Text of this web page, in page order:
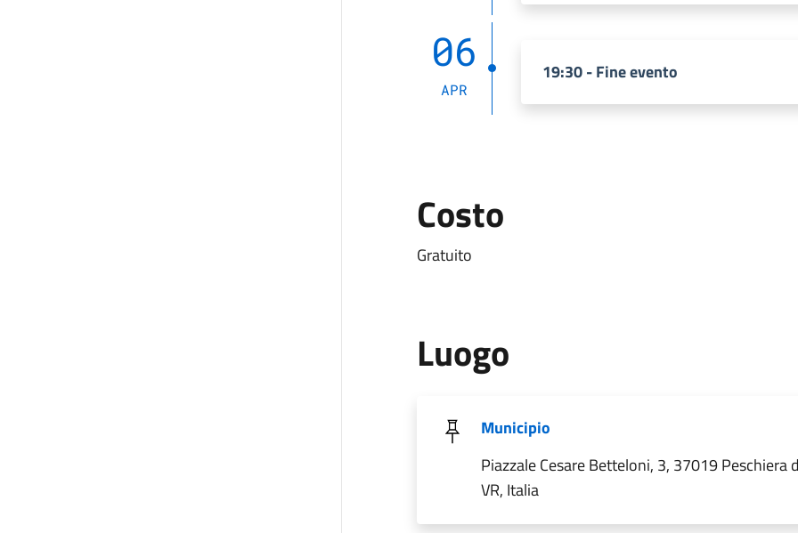
06
APR
19:30 - Fine evento
Costo
Gratuito
Luogo
Municipio
Piazzale Cesare Betteloni, 3, 37019 Peschiera
VR, Italia